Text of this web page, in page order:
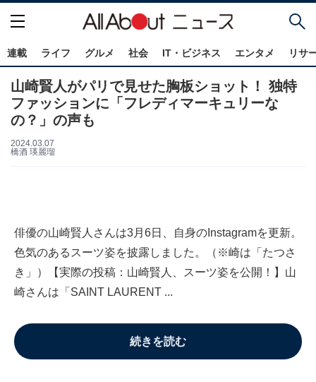
連載 ライフ グルメ 社会 IT・ビジネス エンタメ リサ
山崎賢人がパリで見せた胸板ショット！ 独特
ファッションに「フレディマーキュリーな
の？」の声も
2024.03.07
橋酒 瑛麗瑠
俳優の山崎賢人さんは3月6日、自身のInstagramを更新。
色気のあるスーツ姿を披露しました。（※崎は「たつさ
き」）【実際の投稿：山崎賢人、スーツ姿を公開！】山
崎さんは「SAINT LAURENT ...
続きを読む